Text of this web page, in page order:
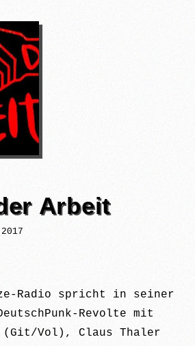
Arbeit
Radio spricht in seiner
Revolte mit
(Git/Vol), Claus Thaler